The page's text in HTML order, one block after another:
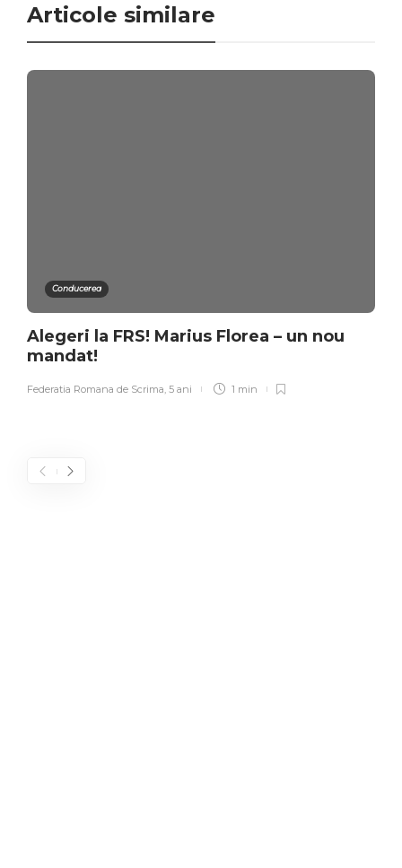
Articole similare
Conducerea
Alegeri la FRS! Marius Florea – un nou
mandat!
Federatia Romana de Scrima, 5 ani 1 min